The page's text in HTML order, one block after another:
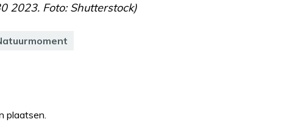
2023. Foto: Shutterstock)
plaatsen.